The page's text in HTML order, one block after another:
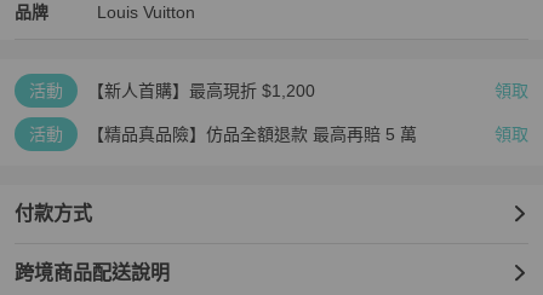
#LV#Favouite#斜背包/單肩包
品牌
Louis Vuitton精品女包品牌介紹
Louis Vuitton
Louis Vuitton推薦清單
活動 【新人首購】最高現折 $1,200 領取
活動 【精品真品險】仿品全額退款 最高再賠 5 萬 領取
付款方式
跨境商品配送說明